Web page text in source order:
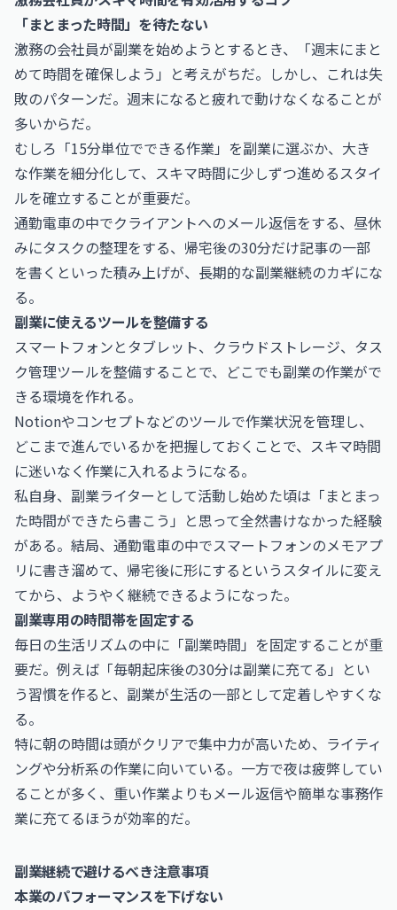
「まとまった時間」を待たない
激務の会社員が副業を始めようとするとき、「週末にまと
めて時間を確保しよう」と考えがちだ。しかし、これは失
敗のパターンだ。週末になると疲れで動けなくなることが
多いからだ。
むしろ「15分単位でできる作業」を副業に選ぶか、大き
な作業を細分化して、スキマ時間に少しずつ進めるスタイ
ルを確立することが重要だ。
通勤電車の中でクライアントへのメール返信をする、昼休
みにタスクの整理をする、帰宅後の30分だけ記事の一部
を書くといった積み上げが、長期的な副業継続のカギにな
る。
副業に使えるツールを整備する
スマートフォンとタブレット、クラウドストレージ、タス
ク管理ツールを整備することで、どこでも副業の作業がで
きる環境を作れる。
Notionやコンセプトなどのツールで作業状況を管理し、
どこまで進んでいるかを把握しておくことで、スキマ時間
に迷いなく作業に入れるようになる。
私自身、副業ライターとして活動し始めた頃は「まとまっ
た時間ができたら書こう」と思って全然書けなかった経験
がある。結局、通勤電車の中でスマートフォンのメモアプ
リに書き溜めて、帰宅後に形にするというスタイルに変え
てから、ようやく継続できるようになった。
副業専用の時間帯を固定する
毎日の生活リズムの中に「副業時間」を固定することが重
要だ。例えば「毎朝起床後の30分は副業に充てる」とい
う習慣を作ると、副業が生活の一部として定着しやすくな
る。
特に朝の時間は頭がクリアで集中力が高いため、ライティ
ングや分析系の作業に向いている。一方で夜は疲弊してい
ることが多く、重い作業よりもメール返信や簡単な事務作
業に充てるほうが効率的だ。
副業継続で避けるべき注意事項
本業のパフォーマンスを下げない